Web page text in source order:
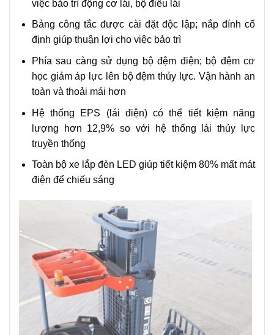
việc bảo trì động cơ lái, bộ điều lái
Bảng công tắc được cài đặt độc lập; nắp đính cố
định giúp thuận lợi cho việc bảo trì
Phía sau càng sử dụng bộ đệm điện; bộ đệm cơ
học giảm áp lực lên bộ đệm thủy lực. Vận hành an
toàn và thoải mái hơn
Hệ thống EPS (lái điện) có thể tiết kiệm năng
lượng hơn 12,9% so với hệ thống lái thủy lực
truyền thống
Toàn bộ xe lắp đèn LED giúp tiết kiệm 80% mất mát
điện để chiếu sáng